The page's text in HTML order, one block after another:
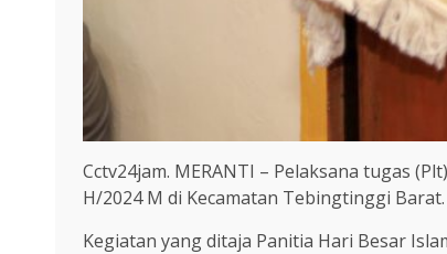
Cctv24jam. MERANTI – Pelaksana tugas
H/2024 M di Kecamatan Tebingtinggi Barat.
Kegiatan yang ditaja Panitia Hari Besar